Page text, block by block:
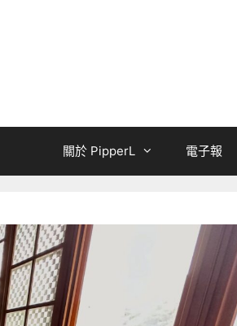
關於 PipperL 電子報